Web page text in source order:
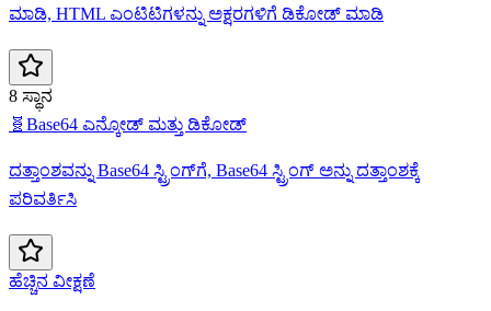
ಮಾಡಿ, HTML ಎಂಟಿಟಿಗಳನ್ನು ಅಕ್ಷರಗಳಿಗೆ ಡಿಕೋಡ್ ಮಾಡಿ
8 ಸ್ಥಾನ
🧬 Base64 ಎನ್ಕೋಡ್ ಮತ್ತು ಡಿಕೋಡ್
ದತ್ತಾಂಶವನ್ನು Base64 ಸ್ಟ್ರಿಂಗ್‌ಗೆ, Base64 ಸ್ಟ್ರಿಂಗ್ ಅನ್ನು ದತ್ತಾಂಶಕ್ಕೆ
ಪರಿವರ್ತಿಸಿ
ಹೆಚ್ಚಿನ ವೀಕ್ಷಣೆ